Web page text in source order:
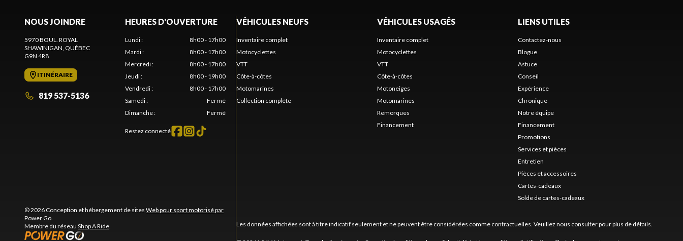
NOUS JOINDRE
5970 BOUL. ROYAL
SHAWINIGAN , QUÉBEC
G9N 4R8
ITINÉRAIRE
819 537-5136
HEURES D'OUVERTURE
Lundi:
8h00 - 17h00
Mardi:
8h00 - 17h00
Mercredi:
8h00 - 17h00
Jeudi:
8h00 - 19h00
Vendredi:
8h00 - 17h00
Samedi:
Fermé
Dimanche: Fermé
Restez connecté
© 2026 Conception et hébergement de sites Web pour sport motorisé par
Power Go
Membre du réseau Shop A Ride
VÉHICULES NEUFS
Inventaire complet
Motocyclettes
VTT
Côte-à-côtes
Motomarines
Collection complète
VÉHICULES USAGÉS
Inventaire complet
Motocyclettes
VTT
Côte-à-côtes
Motoneiges
Motomarines
Remorques
Financement
LIENS UTILES
Contactez-nous
Blogue
Astuce
Conseil
Expérience
Chronique
Notre équipe
Financement
Promotions
Services et pièces
Entretien
Pièces et accessoires
Cartes-cadeaux
Solde de cartes-cadeaux
Les données affichées sont à titre indicatif seulement et ne peuvent être considérées comme contractuelles. Veuillez nous consulter pour plus de détails.